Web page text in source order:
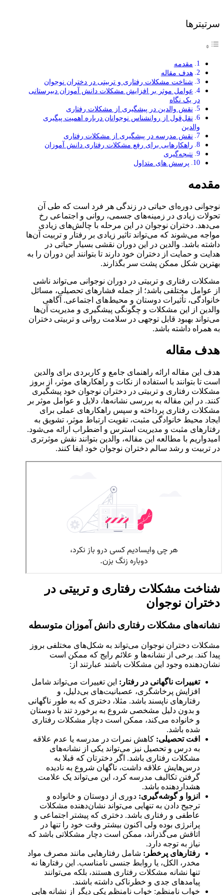
سرتیترها
مقدمه
هدف مقاله
شناخت مشکلات رفتاری و تربیتی در دختران نوجوان
عوامل موثر بر افزایش مشکلات دانش آموزان دبیرستانی
در یک نگاه
نقش والدین در پیشگیری از مشکلات رفتاری
نقل‌قول از روانشناس نوجوانان درباره اهمیت پیگیری
والدین
نقش مدرسه در پیشگیری از مشکلات رفتاری
راهکارهایی برای رفع مشکلات رفتاری دانش آموزان
نتیجه‌گیری
پرسش های متداول
مقدمه
نوجوانی دوره‌ای حیاتی در زندگی هر فرد است که طی آن
تحولات زیادی در زمینه‌های جسمی، روانی و اجتماعی رخ
می‌دهد. دختران نوجوان در این مرحله با چالش‌های زیادی
مواجه می‌شوند که می‌تواند تاثیر زیادی بر رفتار و تربیت آن‌ها
داشته باشد. والدین در این دوران نقشی بسیار حیاتی در
هدایت و حمایت از دختران خود دارند تا بتوانند این دوران را به
بهترین شکل ممکن پشت سر بگذارند.
مشکلات رفتاری و تربیتی در دوران نوجوانی می‌تواند ناشی
از عوامل مختلفی باشد؛ از جمله فشارهای تحصیلی، مسائل
خانوادگی، تأثیرات دوستان و محیط‌های اجتماعی. آگاهی
والدین از این مشکلات و چگونگی پیشگیری و مدیریت آن‌ها
می‌تواند بهبود قابل توجهی در سلامت روانی و تربیتی دختران
به همراه داشته باشد.
هدف مقاله
هدف این مقاله ارائه راهنمای جامع و کاربردی برای والدین
است تا بتوانند با استفاده از نکات و راهکارهای موثر، از بروز
مشکلات رفتاری و تربیتی در دختران نوجوان خود پیشگیری
کنند. در این مقاله به بررسی نشانه‌ها، دلایل و عوامل موثر بر
مشکلات رفتاری پرداخته و سپس راهکارهای عملی برای
ایجاد محیط خانوادگی مثبت، تقویت ارتباط موثر، تشویق به
رفتارهای مثبت و مدیریت استرس و اضطراب ارائه می‌شود.
امیدواریم با مطالعه این مقاله، والدین بتوانند نقش موثرتری
در تربیت و رشد سالم دختران نوجوان خود ایفا کنند.
شناخت مشکلات رفتاری و تربیتی در
دختران نوجوان
نشانه‌های مشکلات رفتاری دانش آموزان متوسطه
مشکلات دختران نوجوان می‌تواند به شکل‌های مختلفی بروز
پیدا کند. برخی از نشانه‌ها و علائم رایج که ممکن است
نشان‌دهنده وجود این مشکلات باشند عبارتند از:
تغییرات ناگهانی در رفتار: این تغییرات می‌تواند شامل
افزایش پرخاشگری، عصبانیت‌های بی‌دلیل، و
رفتارهای ناپسند باشد. مثلا، دختری که به طور ناگهانی
و بدون دلیل مشخصی شروع به برخورد تند با دوستان
و خانواده می‌کند، ممکن است دچار مشکلات رفتاری
شده باشد.
افت تحصیلی: کاهش نمرات در مدرسه یا عدم علاقه
به درس و تحصیل نیز می‌تواند یکی از نشانه‌های
مشکلات رفتاری باشد. اگر دخترتان که قبلا به
درس‌هایش علاقه داشت، ناگهان شروع به نادیده
گرفتن تکالیف مدرسه کرد، این می‌تواند یک علامت
هشداردهنده باشد.
انزوا و گوشه‌گیری: دوری از دوستان و خانواده و
ترجیح دادن به تنهایی می‌تواند نشان‌دهنده مشکلات
عاطفی و رفتاری باشد. دختری که پیشتر اجتماعی و
پرانرژی بوده ولی اکنون بیشتر وقت خود را تنها در
اتاقش می‌گذراند، ممکن است دچار مشکلاتی باشد که
نیاز به توجه دارد.
رفتارهای پرخطر: شامل رفتارهایی مانند مصرف مواد
مخدر، الکل، یا روابط جنسی نامناسب. این رفتارها نه
تنها نشانه مشکلات رفتاری هستند، بلکه می‌توانند
پیامدهای جدی و خطرناکی داشته باشند.
خواب نامنظم: خواب نامنظم یکی دیگر از نشانه هایی